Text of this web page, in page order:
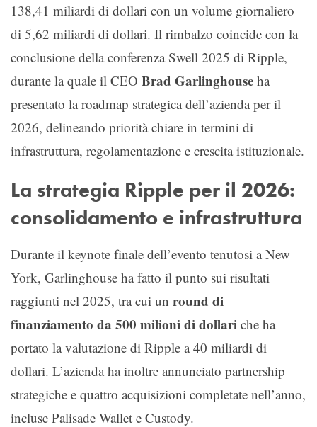
138,41 miliardi di dollari con un volume giornaliero
di 5,62 miliardi di dollari. Il rimbalzo coincide con la
conclusione della conferenza Swell 2025 di Ripple,
durante la quale il CEO Brad Garlinghouse ha
presentato la roadmap strategica dell’azienda per il
2026, delineando priorità chiare in termini di
infrastruttura, regolamentazione e crescita istituzionale.
La strategia Ripple per il 2026:
consolidamento e infrastruttura
Durante il keynote finale dell’evento tenutosi a New
York, Garlinghouse ha fatto il punto sui risultati
raggiunti nel 2025, tra cui un round di
finanziamento da 500 milioni di dollari che ha
portato la valutazione di Ripple a 40 miliardi di
dollari. L’azienda ha inoltre annunciato partnership
strategiche e quattro acquisizioni completate nell’anno,
incluse Palisade Wallet e Custody.